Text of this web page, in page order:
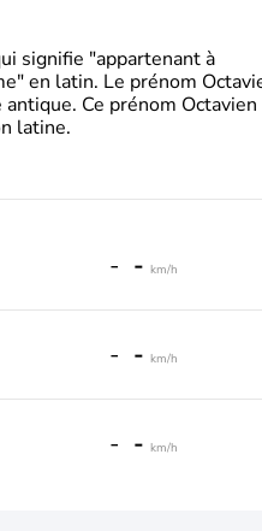
signifie "appartenant à
en latin. Le prénom
Ce prénom Octavien
latine.
- - km/h
- - km/h
- - km/h